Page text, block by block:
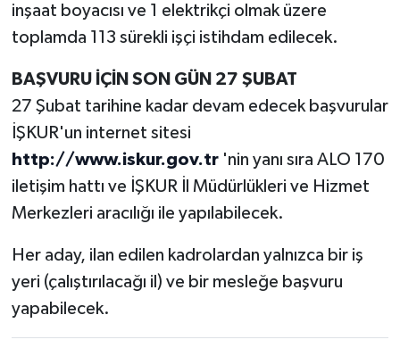
inşaat boyacısı ve 1 elektrikçi olmak üzere
toplamda 113 sürekli işçi istihdam edilecek.
BAŞVURU İÇİN SON GÜN 27 ŞUBAT
27 Şubat tarihine kadar devam edecek başvurular
İŞKUR'un internet sitesi
http://www.iskur.gov.tr'nin yanı sıra ALO 170
iletişim hattı ve İŞKUR İl Müdürlükleri ve Hizmet
Merkezleri aracılığı ile yapılabilecek.
Her aday, ilan edilen kadrolardan yalnızca bir iş
yeri (çalıştırılacağı il) ve bir mesleğe başvuru
yapabilecek.